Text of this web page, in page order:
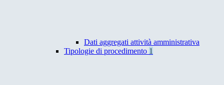
Dati aggregati attività amministrativa
Tipologie di procedimento 1